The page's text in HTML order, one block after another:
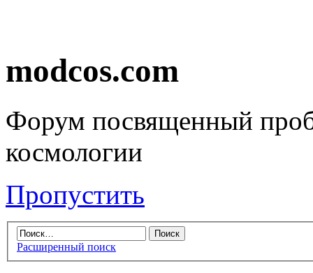
modcos.com
Форум посвященный
космологии
Пропустить
Расширенный поиск